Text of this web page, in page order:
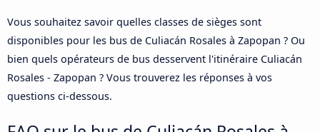
Vous souhaitez savoir quelles classes de sièges sont
disponibles pour les bus de Culiacán Rosales à Zapopan ? Ou
bien quels opérateurs de bus desservent l'itinéraire Culiacán
Rosales - Zapopan ? Vous trouverez les réponses à vos
questions ci-dessous.